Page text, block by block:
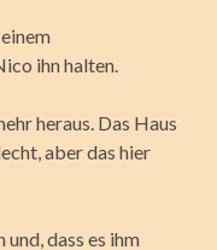
ihn halten.
heraus. Das Haus
aber das hier
dass es ihm